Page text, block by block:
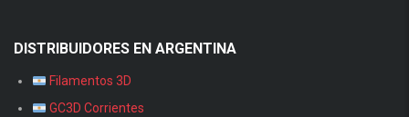
DISTRIBUIDORES EN ARGENTINA
Filamentos 3D
GC3D Corrientes